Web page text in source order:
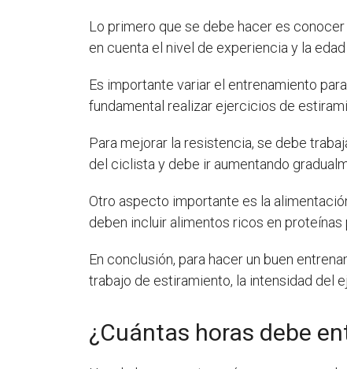
Lo primero que se debe hacer es
en cuenta el nivel de experiencia y la
Es importante variar el entrenamiento
fundamental realizar ejercicios de
Para mejorar la resistencia, se debe
del ciclista y debe ir aumentando
Otro aspecto importante es la
deben incluir alimentos ricos en
En conclusión, para hacer un buen
trabajo de estiramiento, la intensidad del
¿Cuántas horas debe